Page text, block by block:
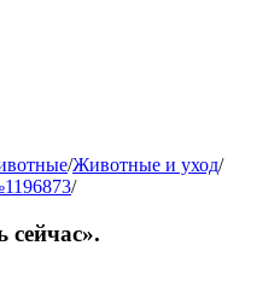
/Животные и уход/
/
сейчас».